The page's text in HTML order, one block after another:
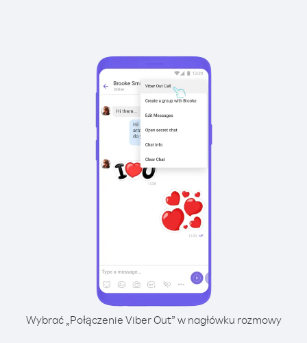
Wybrać „Połączenie Viber Out” w nagłówku rozmowy